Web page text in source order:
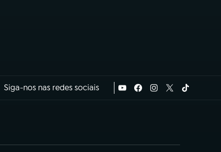
Siga-nos nas redes sociais